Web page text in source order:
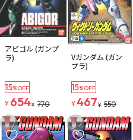
注文再開メール
アビゴル (ガンプ
ラ)
15%OFF
¥ 654¥ 770
注文再開メール
Vガンダム (ガン
プラ)
15%OFF
¥467¥ 550
お気に入りに追加お気に入りに